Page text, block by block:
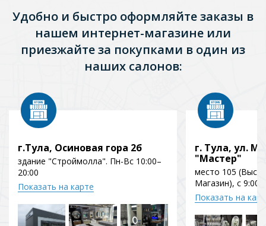
Удобно и быстро оформляйте заказы в
нашем интернет-магазине или
приезжайте за покупками в один из
наших салонов:
г.Тула, Осиновая гора 2б
здание "Строймолла". Пн-Вс 10:00–
20:00
Показать на карте
г. Тула, ул.
"Мастер"
место 105
Магазин), с 9:00
Показать на